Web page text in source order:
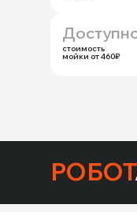
стоимость
мойки от 460₽
РОБОТ